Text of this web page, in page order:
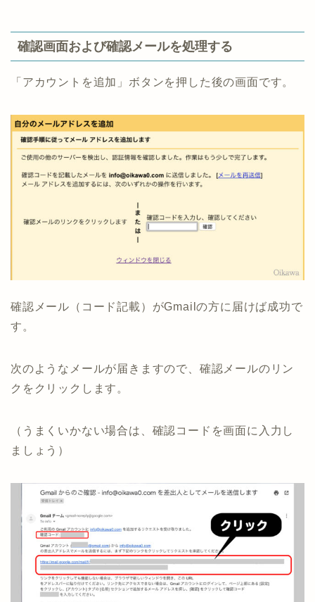
確認画面および確認メールを処理する
「アカウントを追加」ボタンを押した後の画面です。
確認メール（コード記載）がGmailの方に届けば成功で
す。
次のようなメールが届きますので、確認メールのリン
クをクリックします。
（うまくいかない場合は、確認コードを画面に入力し
ましょう）